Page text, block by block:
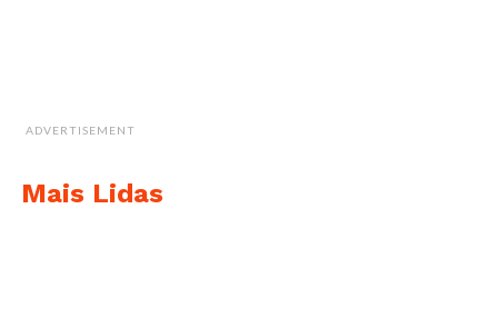
ADVERTISEMENT
Mais Lidas